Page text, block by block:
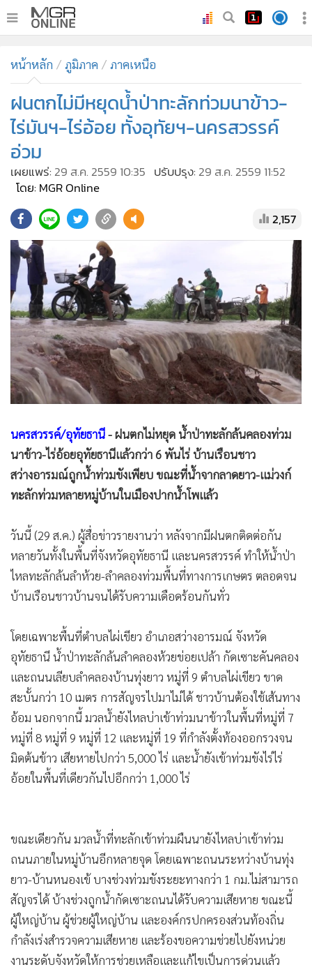
ทันเหตุการณ์
• ภาคใต้
• ภูมิภาค
• บันเทิง
ผู้จัดการรายวัน
• ละคร
• CbizReview
Cyber BIZ
•
ผู้จัดกวน
• Good health & Well-being
• Green Innovation & SD
• Management & HR
• MGR Live
• Infographic
• ท่องเที่ยว
• กีฬา
ต่างประเทศ
•
เศรษฐกิจ-ธุรกิจ
• จีน
• ชุมชน-คุณภาพชีวิต
• อาชญากรรม
• เกม
• วิทยาศาสตร์
• SMEs
• หุ้น
• อินโดจีน
• กองทุนรวม
• Celeb Online
News1
• Gotomanager
หน้าหลัก ภูมิภาค ภาคเหนือ
ฝนตกไม่มีหยุดน้ำป่าทะลักท่วมนาข้าว-
ไร่มันฯ-ไร่อ้อย ทั้งอุทัยฯ-นครสวรรค์
อ่วม
เผยแพร่: 29 ส.ค. 2559 10:35 ปรับปรุง: 29 ส.ค. 2559 11:52
โดย: MGR Online
2,157
นครสวรรค์/อุทัยธานี- ฝนตกไม่หยุด น้ำป่าทะลักล้นคลองท่วม
นาข้าว-ไร่อ้อยอุทัยธานีแล้วกว่า 6 พันไร่ บ้านเรือนชาว
สว่างอารมณ์ถูกน้ำท่วมขังเพียบ ขณะที่น้ำจากลาดยาว-แม่วงก์
ทะลักท่วมหลายหมู่บ้านในเมืองปากน้ำโพแล้ว
วันนี้ (29 ส.ค.) ผู้สื่อข่าวรายงานว่า หลังจากมีฝนตกติดต่อกัน
หลายวันทั้งในพื้นที่จังหวัดอุทัยธานี และนครสวรรค์ ทำให้น้ำป่า
ไหลทะลักล้นลำห้วย-ลำคลองท่วมพื้นที่ทางการเกษตร ตลอดจน
บ้านเรือนชาวบ้านจนได้รับความเดือดร้อนกันทั่ว
โดยเฉพาะพื้นที่ตำบลไผ่เขียว อำเภอสว่างอารมณ์ จังหวัด
อุทัยธานี น้ำป่าทะลักล้นลำคลองห้วยข่อยเปล้า กัดเซาะคันคลอง
และถนนเลียบลำคลองบ้านทุ่งยาว หมู่ที่ 9 ตำบลไผ่เขียว ขาด
สะบั้นกว่า 10 เมตร การสัญจรไปมาไม่ได้ ชาวบ้านต้องใช้เส้นทาง
อ้อม นอกจากนี้ มวลน้ำยังไหลบ่าเข้าท่วมนาข้าวในพื้นที่หมู่ที่ 7
หมู่ที่ 8 หมู่ที่ 9 หมู่ที่ 12 และหมู่ที่ 19 ที่กำลังตั้งท้องออกรวงจน
มิดต้นข้าว เสียหายไปกว่า 5,000 ไร่ และน้ำยังเข้าท่วมขังไร่ไร่
อ้อยในพื้นที่เดียวกันไปอีกกว่า 1,000 ไร่
ขณะเดียวกัน มวลน้ำที่ทะลักเข้าท่วมผืนนายังไหลบ่าเข้าท่วม
ถนนภายในหมู่บ้านอีกหลายจุด โดยเฉพาะถนนระหว่างบ้านทุ่ง
ยาว-บ้านหนองเข้ บางช่วงท่วมขังระยะทางกว่า 1 กม.ไม่สามารถ
สัญจรได้ บ้างช่วงถูกน้ำกัดเซาะถนนได้รับความเสียหาย ขณะนี้
ผู้ใหญ่บ้าน ผู้ช่วยผู้ใหญ่บ้าน และองค์กรปกครองส่วนท้องถิ่น
กำลังเร่งสำรวจความเสียหาย และร้องขอความช่วยไปยังหน่วย
งานระดับจังหวัดให้การช่วยเหลือและแก้ไขเป็นการด่วนแล้ว